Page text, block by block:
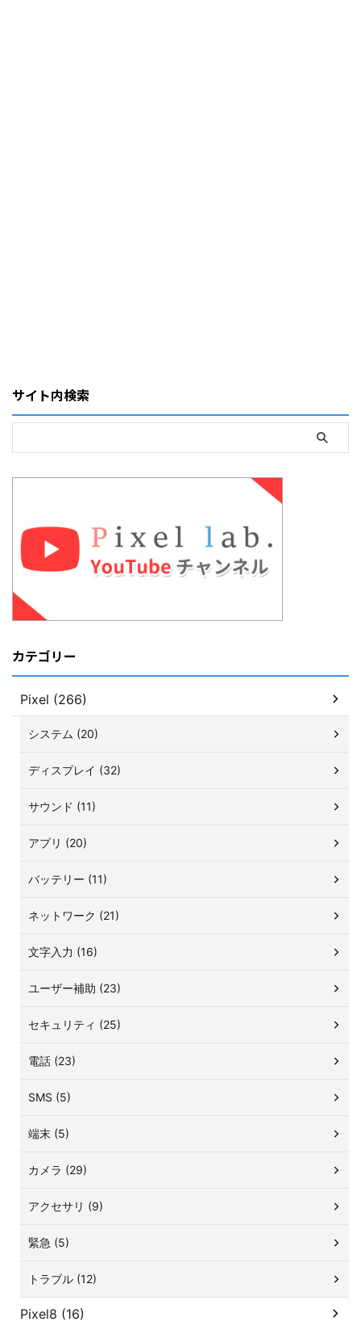
サイト内検索
カテゴリー
Pixel (266)
システム (20)
ディスプレイ (32)
サウンド (11)
アプリ (20)
バッテリー (11)
ネットワーク (21)
文字入力 (16)
ユーザー補助 (23)
セキュリティ (25)
電話 (23)
SMS (5)
端末 (5)
カメラ (29)
アクセサリ (9)
緊急 (5)
トラブル (12)
Pixel8 (16)